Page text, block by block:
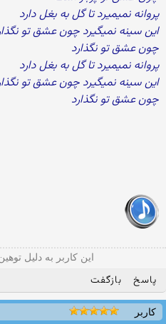
پروانه نمیمیرد تا گل به بغل دارد
این سینه نمیگیرد چون عشق تو
چون عشق تو نگذارد
پروانه نمیمیرد تا گل به بغل دارد
این سینه نمیگیرد چون عشق تو
چون عشق تو نگذارد
این کاربر به دلیل
پاسخ بازگفت
کاربر